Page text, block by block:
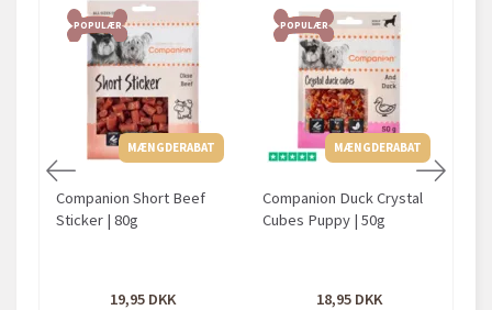
POPULÆR
MÆNGDERABAT
Companion Short Beef
Sticker | 80g
19,95
POPULÆR
MÆNGDERABAT
Companion Duck Crystal
Cubes Puppy | 50g
18,95